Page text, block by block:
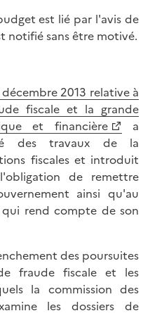
est lié par l'avis de
notifié sans être motivé.
décembre 2013 relative à
fiscale et la grande
et financière
a
des travaux de la
fiscales et introduit
de remettre
ainsi qu'au
rend compte de son
des poursuites
fraude fiscale et les
la commission des
les dossiers de